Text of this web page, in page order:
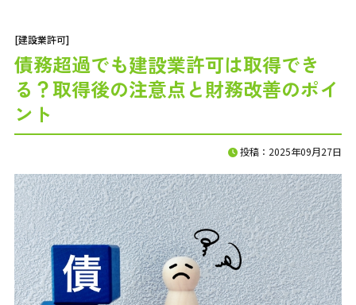
[建設業許可]
債務超過でも建設業許可は取得でき
る？取得後の注意点と財務改善のポイ
ント
投稿：2025年09月27日
お問合せ
ご質問やご相談がございましたら、お気軽にお問合せく
ださい。
専門スタッフが丁寧に対応いたします。